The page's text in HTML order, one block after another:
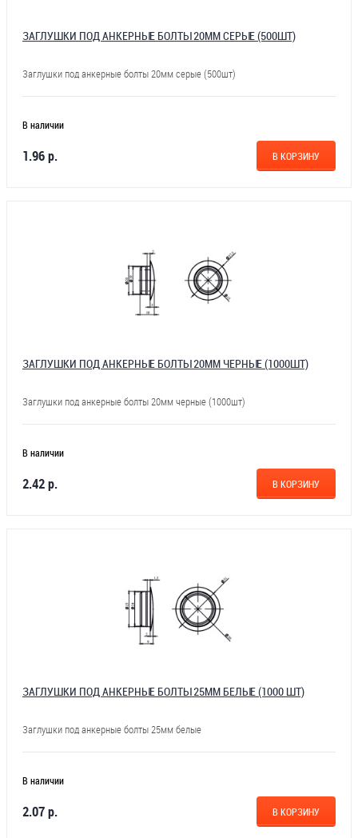
ЗАГЛУШКИ ПОД АНКЕРНЫЕ БОЛТЫ 20ММ СЕРЫЕ (500ШТ)
Заглушки под анкерные болты 20мм серые (500шт)
В наличии
1.96 р. В КОРЗИНУ
ЗАГЛУШКИ ПОД АНКЕРНЫЕ БОЛТЫ 20ММ ЧЕРНЫЕ (1000ШТ)
Заглушки под анкерные болты 20мм черные (1000шт)
В наличии
2.42 р. В КОРЗИНУ
ЗАГЛУШКИ ПОД АНКЕРНЫЕ БОЛТЫ 25ММ БЕЛЫЕ (1000 ШТ)
Заглушки под анкерные болты 25мм белые
В наличии
2.07 р. В КОРЗИНУ